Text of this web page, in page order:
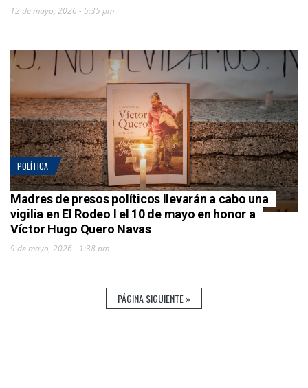
12 de mayo, 2026 - 5:35 pm
POLÍTICA
Madres de presos políticos llevarán a cabo una
vigilia en El Rodeo I el 10 de mayo en honor a
Víctor Hugo Quero Navas
9 de mayo, 2026 - 1:38 pm
PÁGINA SIGUIENTE »